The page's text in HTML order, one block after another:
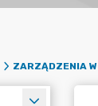
ZARZĄDZENIA